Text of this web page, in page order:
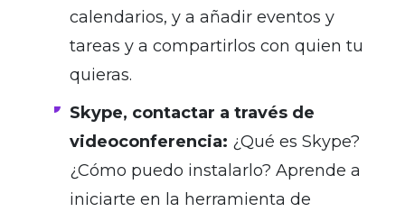
calendarios, y a añadir eventos y
tareas y a compartirlos con quien tu
quieras.
Skype, contactar a través de
videoconferencia: ¿Qué es Skype?
¿Cómo puedo instalarlo? Aprende a
iniciarte en la herramienta de